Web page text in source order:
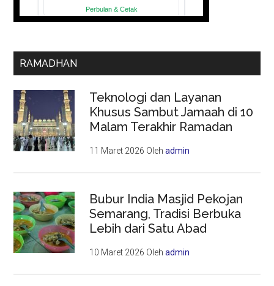
RAMADHAN
Teknologi dan Layanan
Khusus Sambut Jamaah di 10
Malam Terakhir Ramadan
11 Maret 2026 Olehadmin
Bubur India Masjid Pekojan
Semarang, Tradisi Berbuka
Lebih dari Satu Abad
10 Maret 2026 Olehadmin